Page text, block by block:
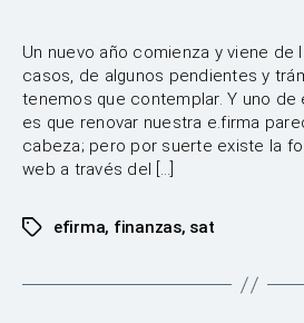
Un nuevo año comienza y viene de
casos, de algunos pendientes y
tenemos que contemplar. Y uno de
es que renovar nuestra e.firma
cabeza; pero por suerte existe la
web a través del […]
Etiquetas
efirma, finanzas, sat